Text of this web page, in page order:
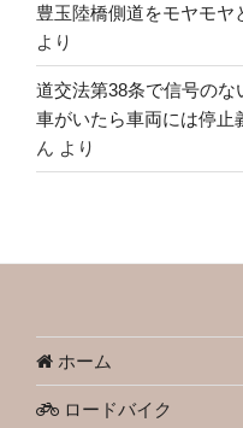
豊玉陸橋側道をモヤモヤ
より
道交法第38条で信号の
車がいたら車両には停止
ん より
ホーム
ロードバイク